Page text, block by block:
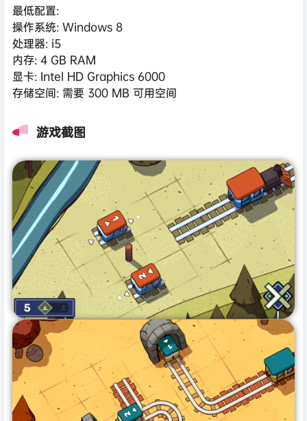
最低配置:
操作系统: Windows 8
处理器: i5
内存: 4 GB RAM
显卡: Intel HD Graphics 6000
存储空间: 需要 300 MB 可用空间
游戏截图